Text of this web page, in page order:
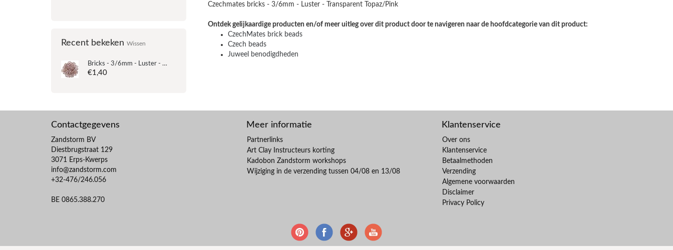
Recent bekeken Wissen
Bricks - 3/6mm - Luster - Transparent Topaz/Pink
€1,40
Czechmates bricks - 3/6mm - Luster - Transparent Topaz/Pink
Ontdek gelijkaardige producten en/of meer uitleg over dit product door te navigeren naar de hoofdcategorie van dit product:
CzechMates brick beads
Czech beads
Juweel benodigdheden
Contactgegevens
Zandstorm BV
Diestbrugstraat 129
3071 Erps-Kwerps
info@zandstorm.com
+32-476/246.056
BE 0865.388.270
Meer informatie
Partnerlinks
Art Clay Instructeurs korting
Kadobon Zandstorm workshops
Wijziging in de verzending tussen 04/08 en 13/08
Klantenservice
Over ons
Klantenservice
Betaalmethoden
Verzending
Algemene voorwaarden
Disclaimer
Privacy Policy